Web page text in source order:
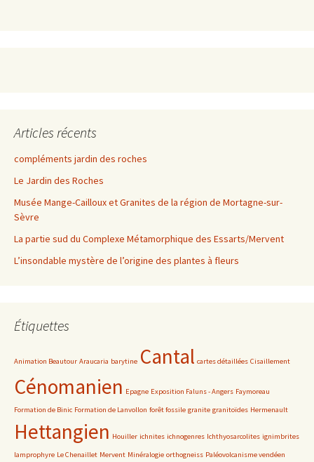
Articles récents
compléments jardin des roches
Le Jardin des Roches
Musée Mange-Cailloux et Granites de la région de Mortagne-sur-
Sèvre
La partie sud du Complexe Métamorphique des Essarts/Mervent
L’insondable mystère de l’origine des plantes à fleurs
Étiquettes
Animation Beautour Araucaria barytine Cantal cartes détaillées Cisaillement
Cénomanien Epagne Exposition Faluns - Angers Faymoreau
Formation de Binic Formation de Lanvollon forêt fossile granite granitoïdes Hermenault
Hettangien Houiller ichnites ichnogenres Ichthyosarcolites ignimbrites
lamprophyre Le Chenaillet Mervent Minéralogie orthogneiss Paléovolcanisme vendéen